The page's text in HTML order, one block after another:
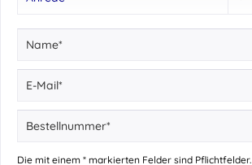
Die mit einem * markierten Felder sind Pflichtfelder.